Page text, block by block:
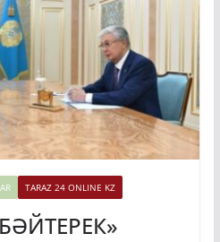
TARAZ 24 ONLINE KZ